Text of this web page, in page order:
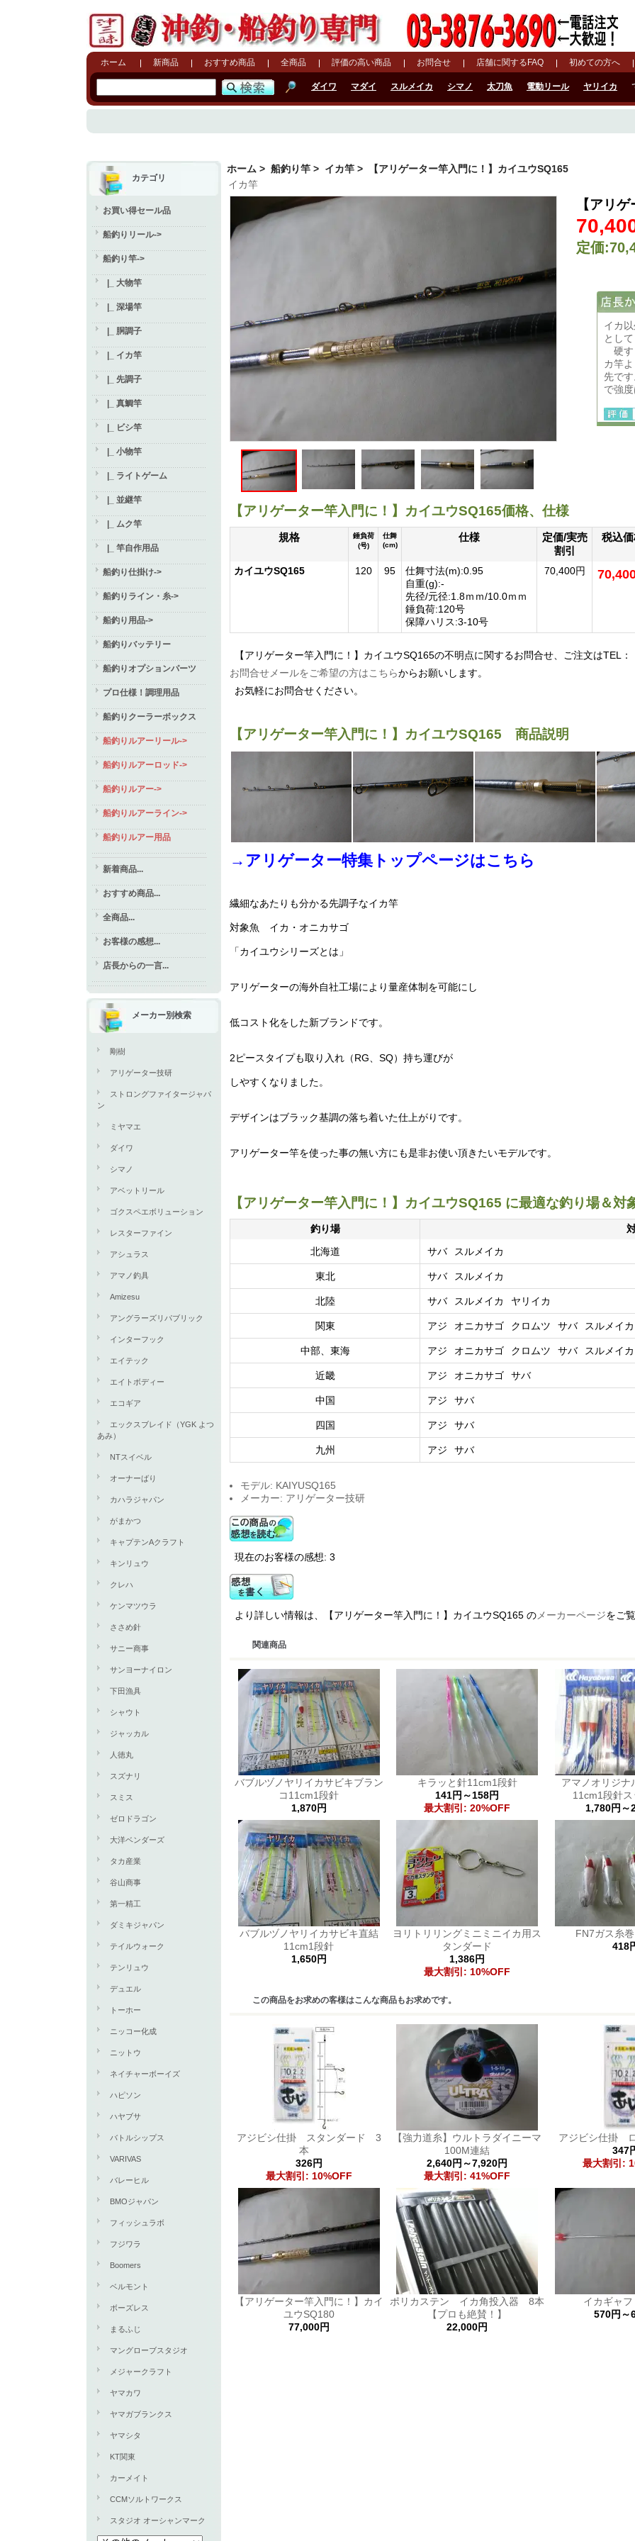
ホーム 新商品 おすすめ商品 全商品 評価の高い商品 お問合せ 店舗に関するFAQ 初めての方へ
ダイワ マダイ スルメイカ シマノ 太刀魚 電動リール ヤリイカ
カテゴリ
お買い得セール品
船釣りリール->
船釣り竿->
|_ 大物竿
|_ 深場竿
|_ 胴調子
|_ イカ竿
|_ 先調子
|_ 真鯛竿
|_ ビシ竿
|_ 小物竿
|_ ライトゲーム
|_ 並継竿
|_ ムク竿
|_ 竿自作用品
船釣り仕掛け->
船釣りライン・糸->
船釣り用品->
船釣りバッテリー
船釣りオプションパーツ
プロ仕様！調理用品
船釣りクーラーボックス
船釣りルアーリール->
船釣りルアーロッド->
船釣りルアー->
船釣りルアーライン->
船釣りルアー用品
新着商品...
おすすめ商品...
全商品...
お客様の感想...
店長からの一言...
メーカー別検索
剛樹
アリゲーター技研
ストロングファイタージャパ
ン
ミヤマエ
ダイワ
シマノ
アベットリール
ゴクスペエボリューション
レスターファイン
アシュラス
アマノ釣具
Amizesu
アングラーズリパブリック
インターフック
エイテック
エイトボディー
エコギア
エックスブレイド（YGK よつ
あみ）
NTスイベル
オーナーばり
カハラジャパン
がまかつ
キャプテンAクラフト
キンリュウ
クレハ
ケンマツウラ
ささめ針
サニー商事
サンヨーナイロン
下田漁具
シャウト
ジャッカル
人徳丸
スズナリ
スミス
ゼロドラゴン
大洋ベンダーズ
タカ産業
谷山商事
第一精工
ダミキジャパン
テイルウォーク
テンリュウ
デュエル
トーホー
ニッコー化成
ニットウ
ネイチャーボーイズ
ハピソン
ハヤブサ
バトルシップス
VARIVAS
バレーヒル
BMOジャパン
フィッシュラボ
フジワラ
Boomers
ベルモント
ボーズレス
まるふじ
マングローブスタジオ
メジャークラフト
ヤマカワ
ヤマガブランクス
ヤマシタ
KT関東
カーメイト
CCMソルトワークス
スタジオ オーシャンマーク
ホーム > 船釣り竿 > イカ竿 > 【アリゲーター竿入門に！】カイユウSQ165
イカ竿
【アリ
定価
イカ
とし
硬す
カ竿
先で
で強
【アリゲーター竿入門に！】カイユウSQ165価格、仕様
規格
錘負荷
(号)
仕舞
(cm)
仕様
定価/実売
割引
税込
カイユウSQ165 120 95
仕舞寸法(m):0.95
自重(g):-
先径/元径:1.8ｍｍ/10.0ｍｍ
錘負荷:120号
保障ハリス:3-10号
70,400円
【アリゲーター竿入門に！】カイユウSQ165の不明点に関するお問合せ、ご注文はTEL
お問合せメールをご希望の方はこちらからお願いします。
お気軽にお問合せください。
【アリゲーター竿入門に！】カイユウSQ165 商品説明
→アリゲーター特集トップページはこちら
繊細なあたりも分かる先調子なイカ竿
対象魚 イカ・オニカサゴ
「カイユウシリーズとは」
アリゲーターの海外自社工場により量産体制を可能にし
低コスト化をした新ブランドです。
2ピースタイプも取り入れ（RG、SQ）持ち運びが
しやすくなりました。
デザインはブラック基調の落ち着いた仕上がりです。
アリゲーター竿を使った事の無い方にも是非お使い頂きたいモデルです。
【アリゲーター竿入門に！】カイユウSQ165 に最適な釣り場＆対
釣り場
北海道
サバ スルメイカ
東北 サバ スルメイカ
北陸 サバ スルメイカ ヤリイカ
関東 アジ オニカサゴ クロムツ サバ スルメイカ
中部、東海 アジ オニカサゴ クロムツ サバ スルメイカ
近畿 アジ オニカサゴ サバ
中国 アジ サバ
四国 アジ サバ
九州 アジ サバ
モデル: KAIYUSQ165
メーカー: アリゲーター技研
現在のお客様の感想: 3
より詳しい情報は、【アリゲーター竿入門に！】カイユウSQ165 の メーカーページをご
関連商品
バブルヅノヤリイカサビキブラン
コ11cm1段針
1,870円
キラッと針11cm1段針
141円～158円
最大割引: 20%OFF
アマノオリジナ
11cm1段針
1,780円～
バブルヅノヤリイカサビキ直結
11cm1段針
1,650円
ヨリトリリングミニミニイカ用ス
タンダード
1,386円
最大割引: 10%OFF
FN7ガス糸
418
この商品をお求めの客様はこんな商品もお求めです。
アジビシ仕掛 スタンダード 3
本
326円
最大割引: 10%OFF
【強力道糸】ウルトラダイニーマ
100M連結
2,640円～7,920円
最大割引: 41%OFF
アジビシ仕掛
347
最大割引:
【アリゲーター竿入門に！】カイ
ユウSQ180
77,000円
ポリカステン イカ角投入器 8本
【プロも絶賛！】
22,000円
イカギャ
570円～